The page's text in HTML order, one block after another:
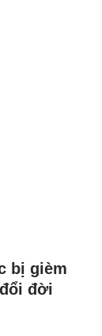
bị gièm
đời